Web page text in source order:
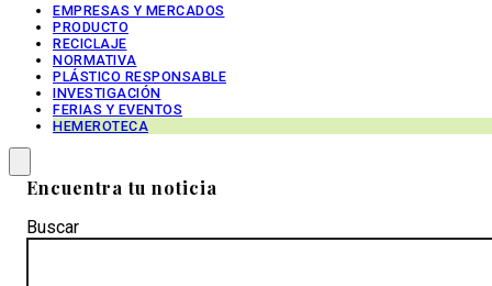
EMPRESAS Y MERCADOS
PRODUCTO
RECICLAJE
NORMATIVA
PLÁSTICO RESPONSABLE
INVESTIGACIÓN
FERIAS Y EVENTOS
HEMEROTECA
Encuentra tu noticia
Buscar